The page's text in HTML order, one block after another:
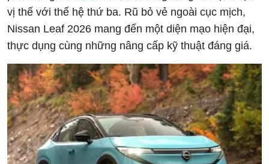
vị thế với thế hệ thứ ba. Rũ bỏ vẻ ngoài cục mịch,
Nissan Leaf 2026 mang đến một diện mạo hiện đại,
thực dụng cùng những nâng cấp kỹ thuật đáng giá.